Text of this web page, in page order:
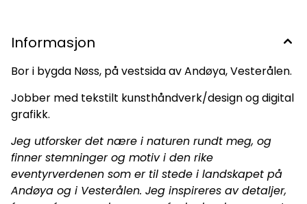
Informasjon
Bor i bygda Nøss, på vestsida av Andøya, Vesterålen.
Jobber med tekstilt kunsthåndverk/design og digital
grafikk.
Jeg utforsker det nære i naturen rundt meg, og
finner stemninger og motiv i den rike
eventyrverdenen som er til stede i landskapet på
Andøya og i Vesterålen. Jeg inspireres av detaljer,